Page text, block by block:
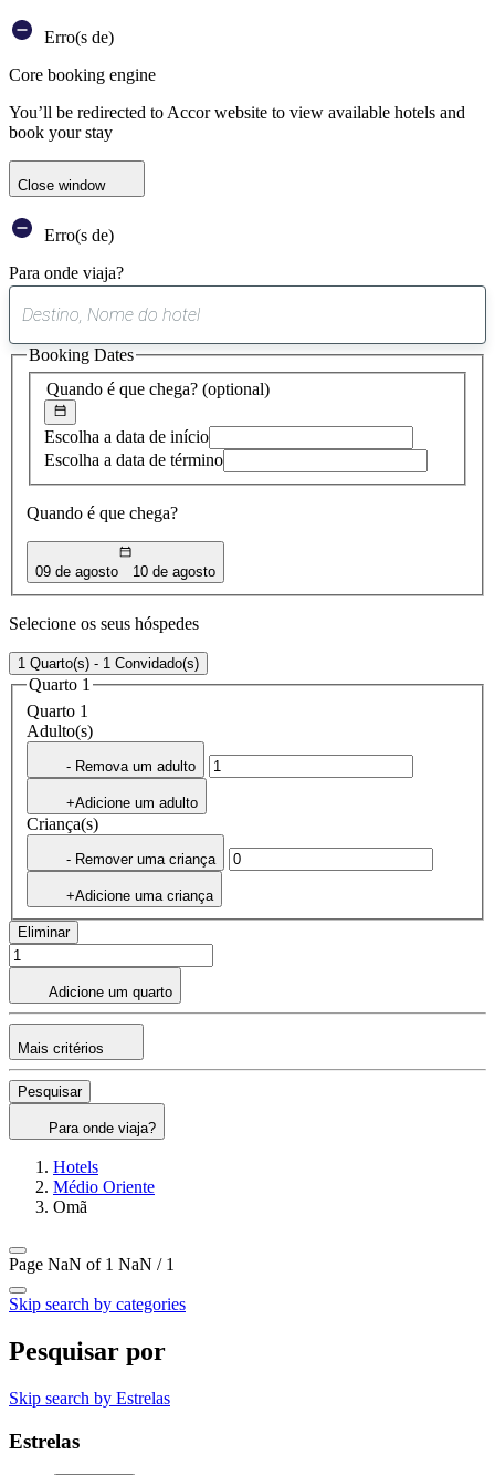
Erro(s de)
Core booking engine
You’ll be redirected to Accor website to view available hotels and
book your stay
Close window
Erro(s de)
Para onde viaja?
sugestão
encontrada
Quando é que chega? (optional)
Escolha a data de início
Escolha a data de término
Quando é que chega?
09 de agosto 10 de agosto
Booking Dates
Selecione os seus hóspedes
1 Quarto(s) - 1 Convidado(s)
Quarto 1
Quarto 1
Adulto(s)
- Remova um adulto
+Adicione um adulto
Criança(s)
- Remover uma criança
+Adicione uma criança
Eliminar
Adicione um quarto
Mais critérios
Pesquisar
Para onde viaja?
Hotels
Médio Oriente
Omã
Page NaN of 1 NaN / 1
Skip search by categories
Pesquisar por
Skip search by Estrelas
Estrelas